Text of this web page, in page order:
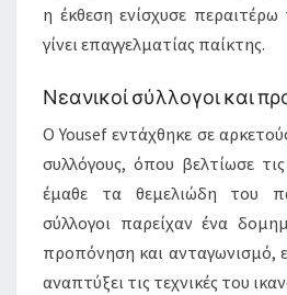
η έκθεση ενίσχυσε
γίνει επαγγελματίας παίκτης.
Νεανικοί σύλλογοι και
Ο Yousef εντάχθηκε σε
συλλόγους, όπου βελτίωσε
έμαθε τα θεμελιώδη του
σύλλογοι παρείχαν ένα
προπόνηση και ανταγωνισμό,
αναπτύξει τις τεχνικές του